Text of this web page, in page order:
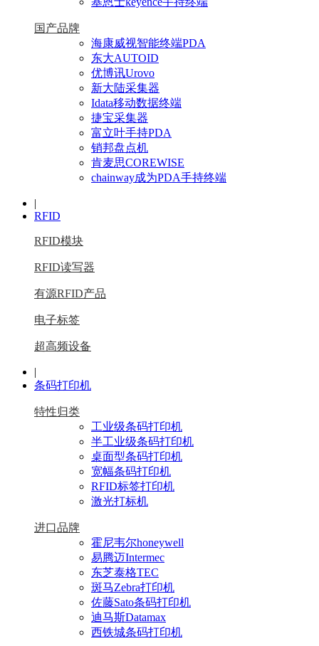
国产品牌
海康威视智能终端PDA
东大AUTOID
优博讯Urovo
新大陆采集器
Idata移动数据终端
捷宝采集器
富立叶手持PDA
销邦盘点机
肯麦思COREWISE
chainway成为PDA手持终端
|
RFID
RFID模块
RFID读写器
有源RFID产品
电子标签
超高频设备
|
条码打印机
特性归类
工业级条码打印机
半工业级条码打印机
桌面型条码打印机
宽幅条码打印机
RFID标签打印机
激光打标机
进口品牌
霍尼韦尔honeywell
易腾迈Intermec
东芝泰格TEC
斑马Zebra打印机
佐藤Sato条码打印机
迪马斯Datamax
西铁城条码打印机